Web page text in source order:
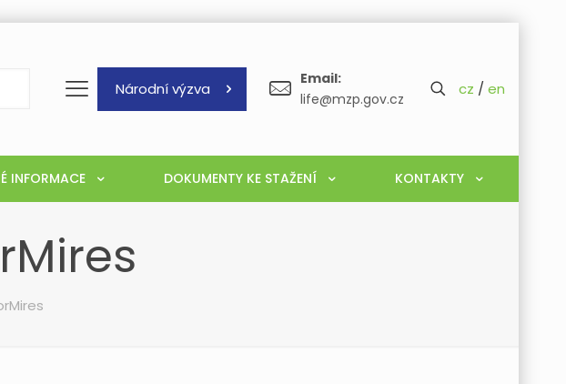
Národní výzva
Email:
life@mzp.gov.cz
cz / en
INFORMACE DOKUMENTY KE STAŽENÍ KONTAKTY